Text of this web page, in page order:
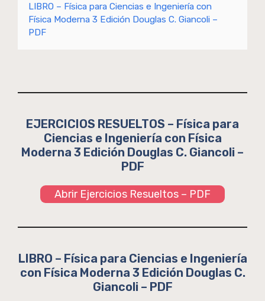
LIBRO – Física para Ciencias e Ingeniería con
Física Moderna 3 Edición Douglas C. Giancoli –
PDF
EJERCICIOS RESUELTOS – Física para
Ciencias e Ingeniería con Física
Moderna 3 Edición Douglas C. Giancoli –
PDF
Abrir Ejercicios Resueltos – PDF
LIBRO – Física para Ciencias e Ingeniería
con Física Moderna 3 Edición Douglas C.
Giancoli – PDF